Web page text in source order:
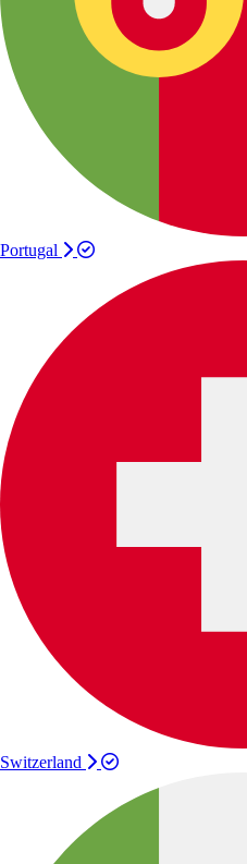
Portugal
Switzerland